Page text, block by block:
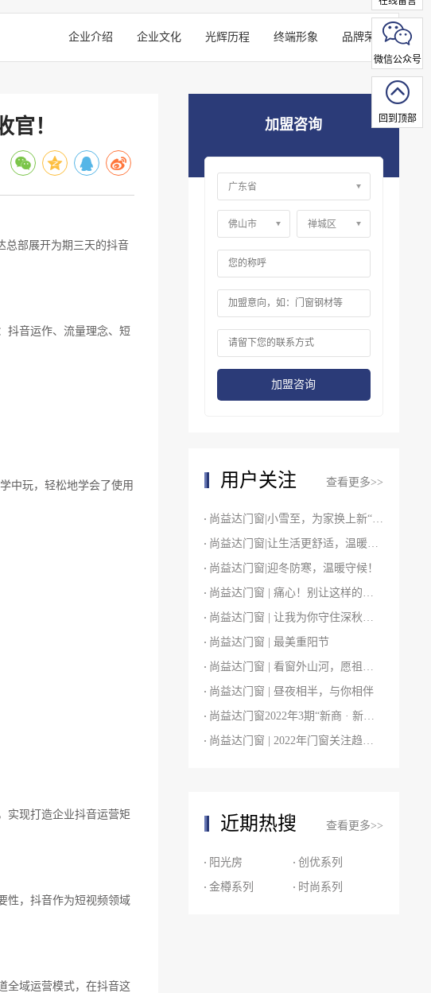
企业介绍 企业文化 光辉历程 终端形象 品牌荣誉
！
总部展开为期三天的抖音
抖音运作、流量理念、短
中玩，轻松地学会了使用
实现打造企业抖音运营矩
性，抖音作为短视频领域
全域运营模式，在抖音这
加盟咨询
加盟咨询
用户关注 查看更多>>
尚益达门窗|小雪至，为家换上新“装”！
尚益达门窗|让生活更舒适，温暖你整个冬天
尚益达门窗|迎冬防寒，温暖守候！
尚益达门窗 | 痛心！别让这样的意外再发生！
尚益达门窗 | 让我为你守住深秋的舒适感
尚益达门窗 | 最美重阳节
尚益达门窗 | 看窗外山河，愿祖国富强
尚益达门窗 | 昼夜相半，与你相伴
尚益达门窗2022年3期“新商 · 新品 · 新商机”培训会圆满结束！
尚益达门窗 | 2022年门窗关注趋势白皮书
近期热搜 查看更多>>
阳光房 创优系列
金樽系列 时尚系列
微信公众号
回到顶部